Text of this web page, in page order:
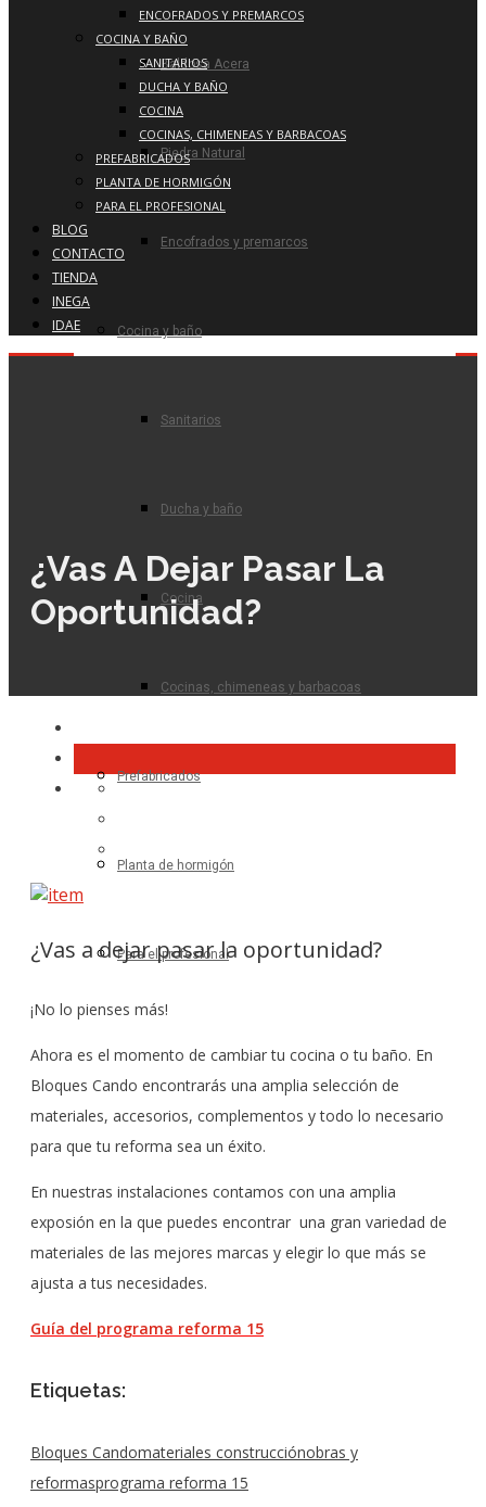
Baldosa Acera
Piedra Natural
Encofrados y premarcos
Cocina y baño
Sanitarios
Ducha y baño
Cocina
Cocinas, chimeneas y barbacoas
Prefabricados
Planta de hormigón
Para el profesional
ENCOFRADOS Y PREMARCOS
COCINA Y BAÑO
SANITARIOS
DUCHA Y BAÑO
COCINA
COCINAS, CHIMENEAS Y BARBACOAS
PREFABRICADOS
PLANTA DE HORMIGÓN
PARA EL PROFESIONAL
BLOG
CONTACTO
TIENDA
INEGA
IDAE
¿Vas A Dejar Pasar La
Oportunidad?
¿Vas a dejar pasar la oportunidad?
¡No lo pienses más!
Ahora es el momento de cambiar tu cocina o tu baño. En
Bloques Cando encontrarás una amplia selección de
materiales, accesorios, complementos y todo lo necesario
para que tu reforma sea un éxito.
En nuestras instalaciones contamos con una amplia
exposión en la que puedes encontrar una gran variedad de
materiales de las mejores marcas y elegir lo que más se
ajusta a tus necesidades.
Guía del programa reforma 15
Etiquetas:
Bloques Candomateriales construcciónobras y
reformasprograma reforma 15